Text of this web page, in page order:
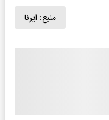
منبع: ایرنا